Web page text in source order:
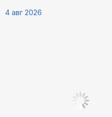
4 авг 2026